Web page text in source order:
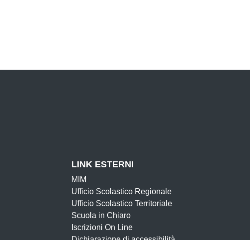
LINK ESTERNI
MIM
Ufficio Scolastico Regionale
Ufficio Scolastico Territoriale
Scuola in Chiaro
Iscrizioni On Line